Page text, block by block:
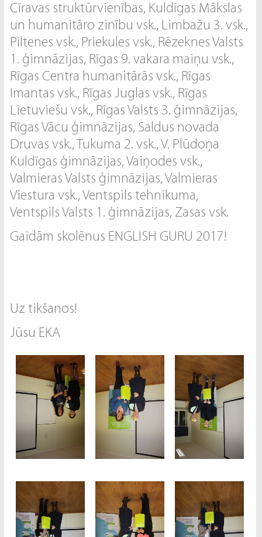
Cīravas struktūrvienības, Kuldīgas Mākslas
un humanitāro zinību vsk., Limbažu 3. vsk.,
Piltenes vsk., Priekules vsk., Rēzeknes Valsts
1. ģimnāzijas, Rīgas 9. vakara maiņu vsk.,
Rīgas Centra humanitārās vsk., Rīgas
Imantas vsk., Rīgas Juglas vsk., Rīgas
Lietuviešu vsk., Rīgas Valsts 3. ģimnāzijas,
Rīgas Vācu ģimnāzijas, Saldus novada
Druvas vsk., Tukuma 2. vsk., V. Plūdoņa
Kuldīgas ģimnāzijas, Vaiņodes vsk.,
Valmieras Valsts ģimnāzijas, Valmieras
Viestura vsk., Ventspils tehnikuma,
Ventspils Valsts 1. ģimnāzijas, Zasas vsk.
Gaidām skolēnus ENGLISH GURU 2017!
Uz tikšanos!
Jūsu EKA